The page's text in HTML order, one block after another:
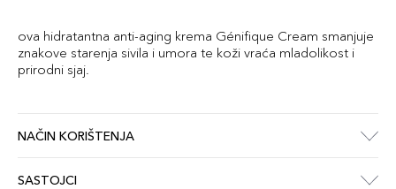
ova hidratantna anti-aging krema Génifique Cream smanjuje
znakove starenja sivila i umora te koži vraća mladolikost i
prirodni sjaj.
NAČIN KORIŠTENJA
SASTOJCI